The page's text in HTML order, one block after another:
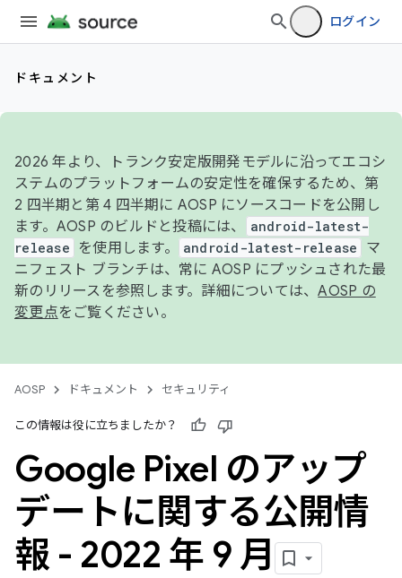
ログイン
ドキュメント
2026 年より、トランク安定版開発モデルに沿ってエコシ
ステムのプラットフォームの安定性を確保するため、第
2 四半期と第 4 四半期に AOSP にソースコードを公開し
ます。AOSP のビルドと投稿には、
android-latest-
release
を使用します。 android-latest-release
マ
ニフェスト ブランチは、常に AOSP にプッシュされた最
新のリリースを参照します。詳細については、AOSP の
変更点をご覧ください。
AOSP ドキュメント セキュリティ
この情報は役に立ちましたか？
Google Pixel のアップ
デートに関する公開情
報 - 2022 年 9 月